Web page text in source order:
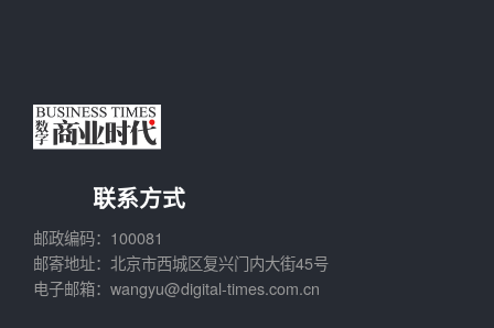
联系方式
邮政编码：100081
邮寄地址：北京市西城区复兴门内大街45号
电子邮箱：wangyu@digital-times.com.cn